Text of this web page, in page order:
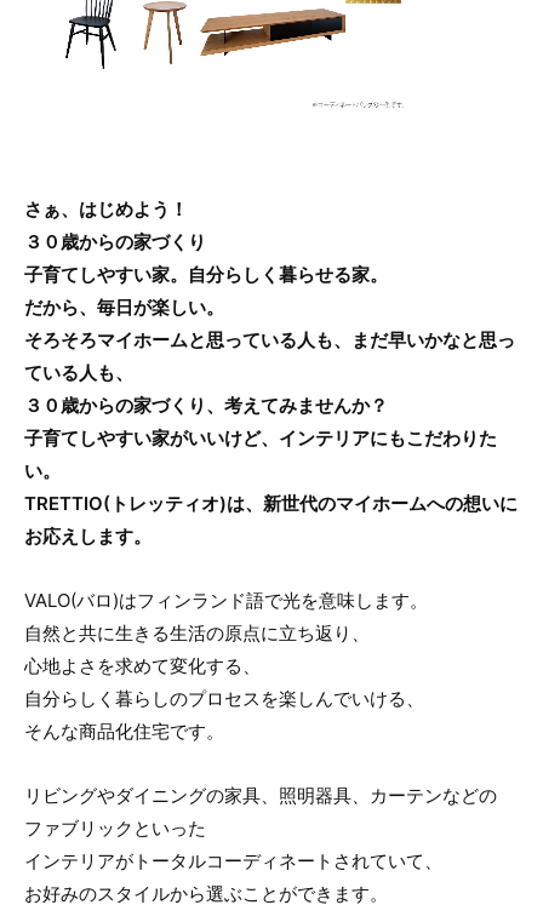
さぁ、はじめよう！
３０歳からの家づくり
子育てしやすい家。自分らしく暮らせる家。
だから、毎日が楽しい。
そろそろマイホームと思っている人も、まだ早いかなと思っ
ている人も、
３０歳からの家づくり、考えてみませんか？
子育てしやすい家がいいけど、インテリアにもこだわりた
い。
TRETTIO(トレッティオ)は、新世代のマイホームへの想いに
お応えします。
VALO(バロ)はフィンランド語で光を意味します。
自然と共に生きる生活の原点に立ち返り、
心地よさを求めて変化する、
自分らしく暮らしのプロセスを楽しんでいける、
そんな商品化住宅です。
リビングやダイニングの家具、照明器具、カーテンなどの
ファブリックといった
インテリアがトータルコーディネートされていて、
お好みのスタイルから選ぶことができます。